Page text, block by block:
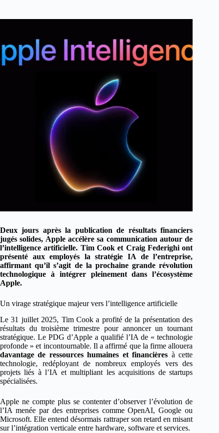
Deux jours après la publication de résultats financiers
jugés solides, Apple accélère sa communication autour de
l’intelligence artificielle. Tim Cook et Craig Federighi ont
présenté aux employés la stratégie IA de l’entreprise,
affirmant qu’il s’agit de la prochaine grande révolution
technologique à intégrer pleinement dans l’écosystème
Apple.
Un virage stratégique majeur vers l’intelligence artificielle
Le 31 juillet 2025, Tim Cook a profité de la présentation des
résultats du troisième trimestre pour annoncer un tournant
stratégique. Le PDG d’Apple a qualifié l’IA de « technologie
profonde » et incontournable. Il a affirmé que la firme allouera
davantage de ressources humaines et financières à cette
technologie, redéployant de nombreux employés vers des
projets liés à l’IA et multipliant les acquisitions de startups
spécialisées.
Apple ne compte plus se contenter d’observer l’évolution de
l’IA menée par des entreprises comme OpenAI, Google ou
Microsoft. Elle entend désormais rattraper son retard en misant
sur l’intégration verticale entre hardware, software et services.